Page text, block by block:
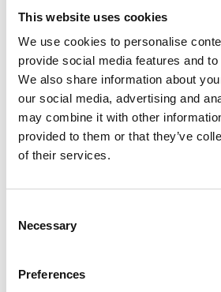
This website uses cookies
We use cookies to personalise
provide social media features and
We also share information about
our social media, advertising and
may combine it with other
provided to them or that they’ve
of their services.
Selection
Necessary
Preferences
Stadsmuseet i Skövde
RÅDMANSGATAN 28, SKÖVDE
På en mytomspunnen plats på
Skövde hittades Nordens största
om skatten och hur det kommit
orörd i marken i flera hundra år.
stadsmuseets öppna magasin